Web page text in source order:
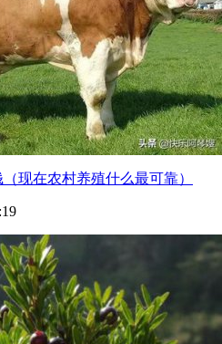
现在农村养殖什么最可靠）